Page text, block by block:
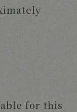
for this